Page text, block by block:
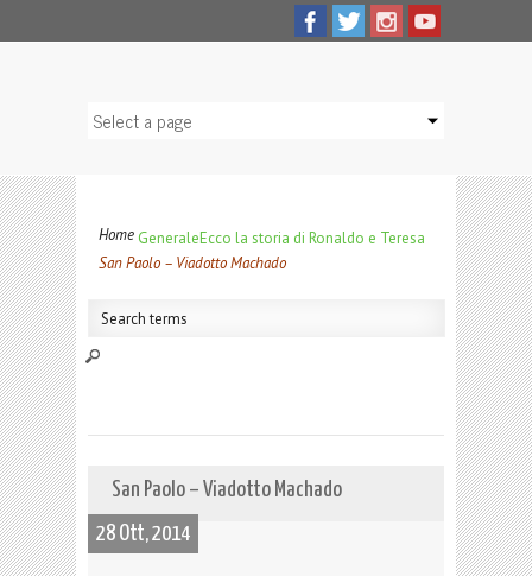
Home GeneraleEcco la storia di Ronaldo e Teresa
San Paolo – Viadotto Machado
San Paolo – Viadotto Machado
28 Ott, 2014